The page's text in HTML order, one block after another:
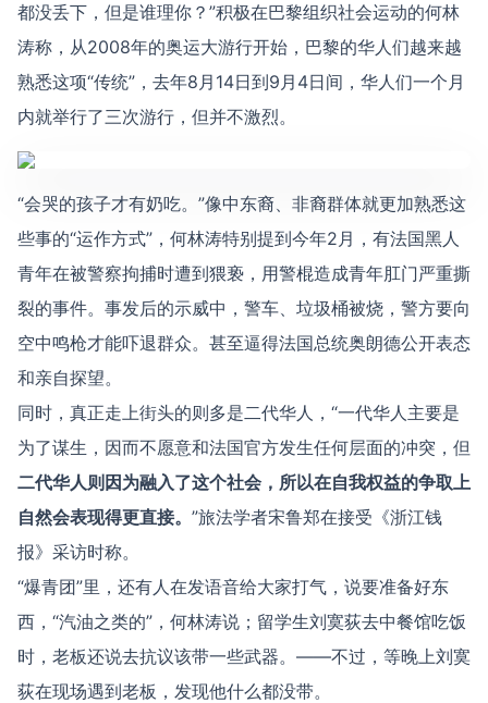
都没丢下，但是谁理你？”积极在巴黎组织社会运动的何林
涛称，从2008年的奥运大游行开始，巴黎的华人们越来越
熟悉这项“传统”，去年8月14日到9月4日间，华人们一个月
内就举行了三次游行，但并不激烈。
“会哭的孩子才有奶吃。”像中东裔、非裔群体就更加熟悉这
些事的“运作方式”，何林涛特别提到今年2月，有法国黑人
青年在被警察拘捕时遭到猥亵，用警棍造成青年肛门严重撕
裂的事件。事发后的示威中，警车、垃圾桶被烧，警方要向
空中鸣枪才能吓退群众。甚至逼得法国总统奥朗德公开表态
和亲自探望。
同时，真正走上街头的则多是二代华人，“一代华人主要是
为了谋生，因而不愿意和法国官方发生任何层面的冲突，但
二代华人则因为融入了这个社会，所以在自我权益的争取上
自然会表现得更直接。 ”旅法学者宋鲁郑在接受《浙江钱
报》采访时称。
“爆青团”里，还有人在发语音给大家打气，说要准备好东
西，“汽油之类的”，何林涛说；留学生刘寞荻去中餐馆吃饭
时，老板还说去抗议该带一些武器。——不过，等晚上刘寞
荻在现场遇到老板，发现他什么都没带。